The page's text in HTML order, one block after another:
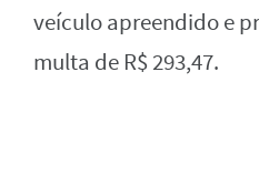
veículo apreendido e
multa de R$ 293,47.